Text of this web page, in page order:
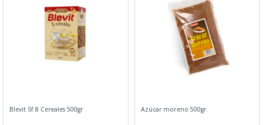
Blevit Sf 8 Cereales 500gr Azúcar moreno 500gr.